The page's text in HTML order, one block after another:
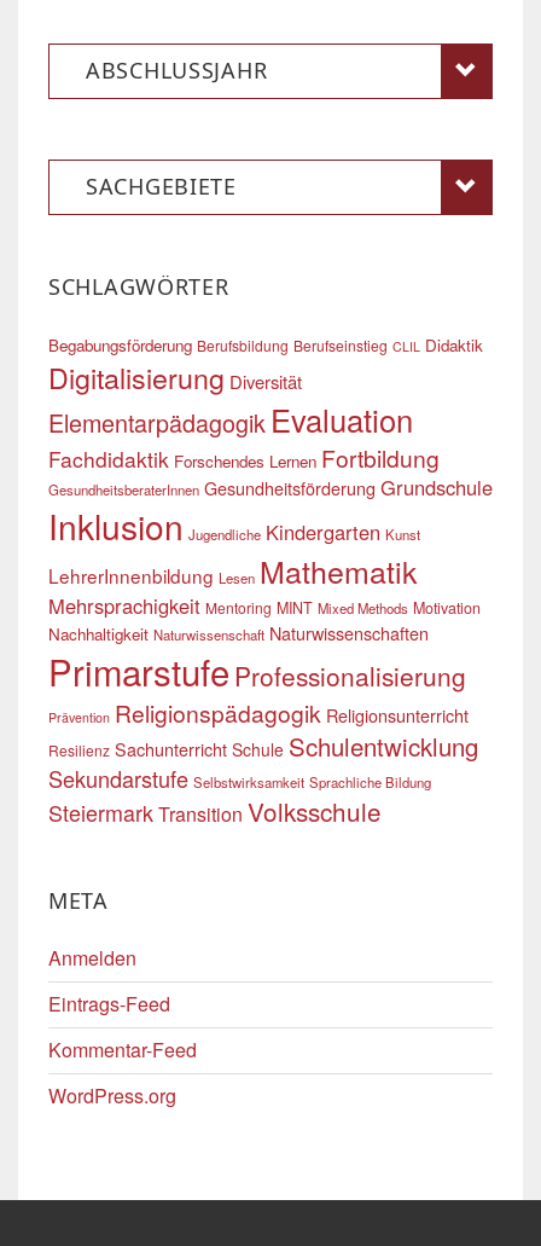
ABSCHLUSSJAHR
SACHGEBIETE
SCHLAGWÖRTER
Begabungsförderung Berufsbildung Berufseinstieg CLIL Didaktik
Digitalisierung Diversität
Elementarpädagogik Evaluation
Fachdidaktik Forschendes Lernen Fortbildung
GesundheitsberaterInnen Gesundheitsförderung Grundschule
Inklusion Jugendliche Kindergarten Kunst
LehrerInnenbildung Lesen Mathematik
Mehrsprachigkeit Mentoring MINT Mixed Methods Motivation
Nachhaltigkeit Naturwissenschaft Naturwissenschaften
Primarstufe Professionalisierung
Prävention Religionspädagogik Religionsunterricht
Resilienz Sachunterricht Schule Schulentwicklung
Sekundarstufe Selbstwirksamkeit Sprachliche Bildung
SteiermarkTransition Volksschule
META
Anmelden
Eintrags-Feed
Kommentar-Feed
WordPress.org